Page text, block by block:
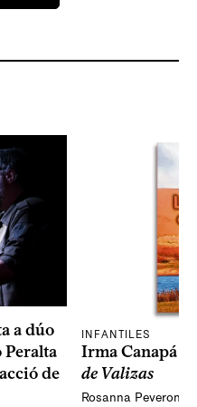
a dúo
Peralta
de
INFANTILES
Irma Canapá
de Valizas
Rosanna Peveroni